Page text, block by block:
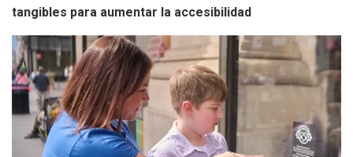
tangibles para aumentar la accesibilidad